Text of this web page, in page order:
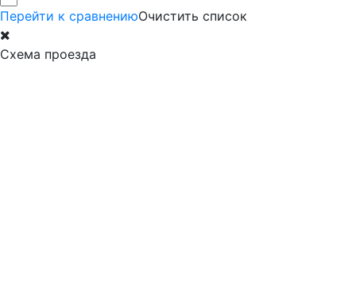
Перейти к сравнениюОчистить список
Схема проезда